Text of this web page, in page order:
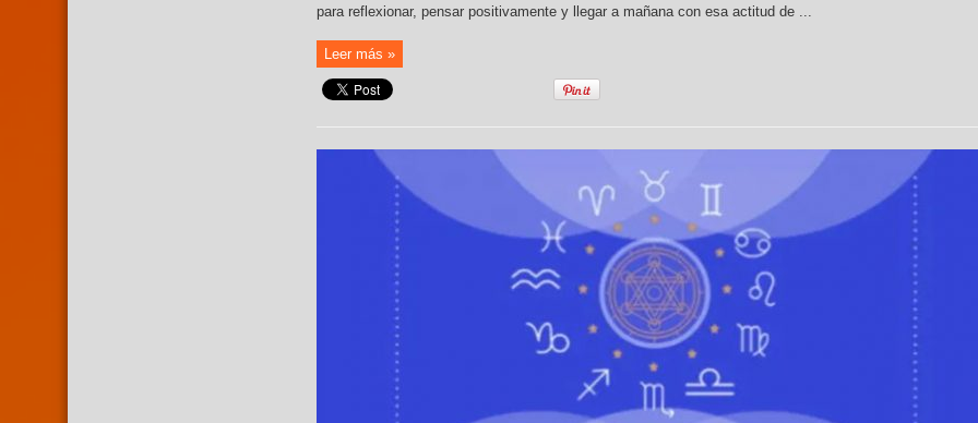
para reflexionar, pensar positivamente y llegar a mañana con esa actitud de ...
Leer más »